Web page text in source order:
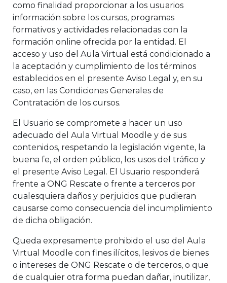
como finalidad proporcionar a los usuarios
información sobre los cursos, programas
formativos y actividades relacionadas con la
formación online ofrecida por la entidad. El
acceso y uso del Aula Virtual está condicionado a
la aceptación y cumplimiento de los términos
establecidos en el presente Aviso Legal y, en su
caso, en las Condiciones Generales de
Contratación de los cursos.
El Usuario se compromete a hacer un uso
adecuado del Aula Virtual Moodle y de sus
contenidos, respetando la legislación vigente, la
buena fe, el orden público, los usos del tráfico y
el presente Aviso Legal. El Usuario responderá
frente a ONG Rescate o frente a terceros por
cualesquiera daños y perjuicios que pudieran
causarse como consecuencia del incumplimiento
de dicha obligación.
Queda expresamente prohibido el uso del Aula
Virtual Moodle con fines ilícitos, lesivos de bienes
o intereses de ONG Rescate o de terceros, o que
de cualquier otra forma puedan dañar, inutilizar,